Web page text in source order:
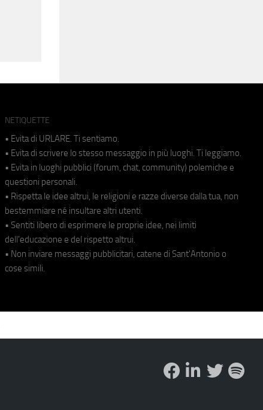
NETIQUETTE
• Evita di URLARE. Ti sentiamo.
• Evita di scrivere lo stesso messaggio in più luoghi. Ti leggiamo.
• Evita in luoghi pubblici (forum, chat, community) polemiche e
questioni personali.
• Rispetta le idee altrui, le religioni e razze diverse dalla tua, non
bestemmiare né insultare altri utenti.
• Sentiti libero di esprimere le proprie idee, nei limiti
dell'educazione e del rispetto altrui.
• Non inviare messaggi pubblicitari, catene di Sant'Antonio o
cose simili.